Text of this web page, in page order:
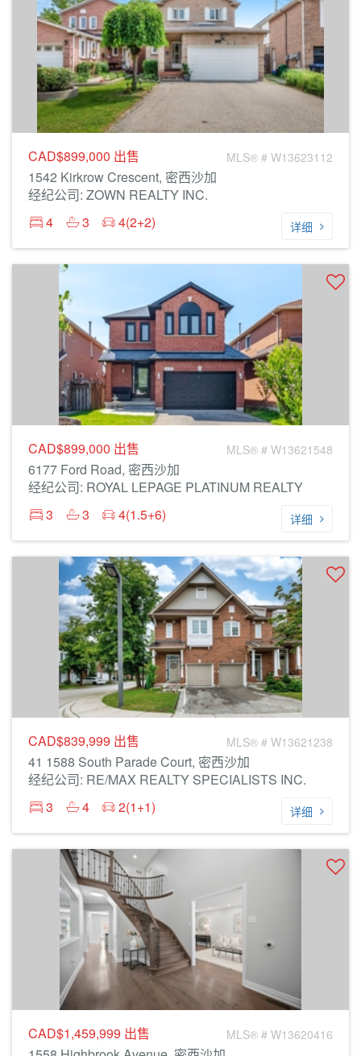
CAD$899,000 出售 MLS® # W13623112
1542 Kirkrow Crescent, 密西沙加
经纪公司: ZOWN REALTY INC.
4
3 4(2+2) 详细
CAD$899,000 出售 MLS® # W13621548
6177 Ford Road, 密西沙加
经纪公司: ROYAL LEPAGE PLATINUM REALTY
3
3 4(1.5+6) 详细
CAD$839,999 出售 MLS® # W13621238
41 1588 South Parade Court, 密西沙加
经纪公司: RE/MAX REALTY SPECIALISTS INC.
3
4 2(1+1) 详细
CAD$1,459,999 出售 MLS® # W13620416